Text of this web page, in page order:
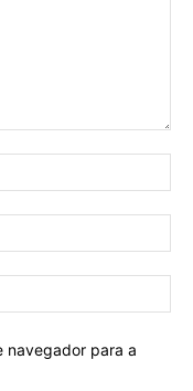
navegador para a